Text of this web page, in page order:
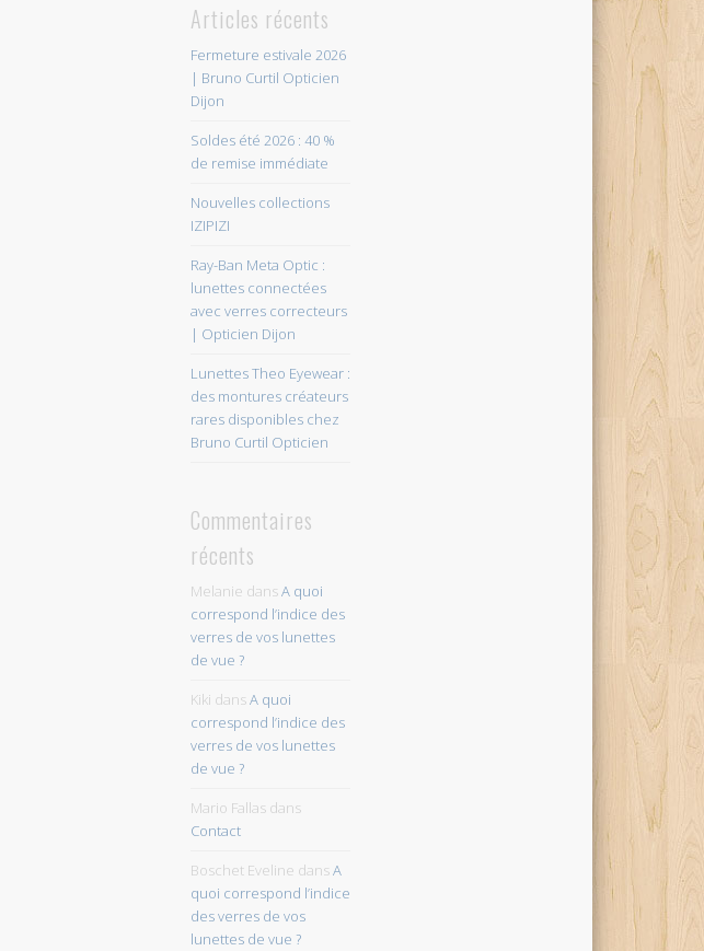
Articles récents
Fermeture estivale 2026
| Bruno Curtil Opticien
Dijon
Soldes été 2026 : 40 %
de remise immédiate
Nouvelles collections
IZIPIZI
Ray-Ban Meta Optic :
lunettes connectées
avec verres correcteurs
| Opticien Dijon
Lunettes Theo Eyewear :
des montures créateurs
rares disponibles chez
Bruno Curtil Opticien
Commentaires
récents
Melanie dansA quoi
correspond l’indice des
verres de vos lunettes
de vue ?
Kiki dansA quoi
correspond l’indice des
verres de vos lunettes
de vue ?
Mario Fallasdans
Contact
Boschet Eveline dansA
quoi correspond l’indice
des verres de vos
lunettes de vue ?